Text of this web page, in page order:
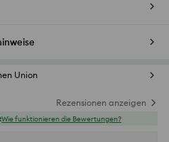
Union
Rezensionen anzeigen
Wie funktionieren die Bewertungen?